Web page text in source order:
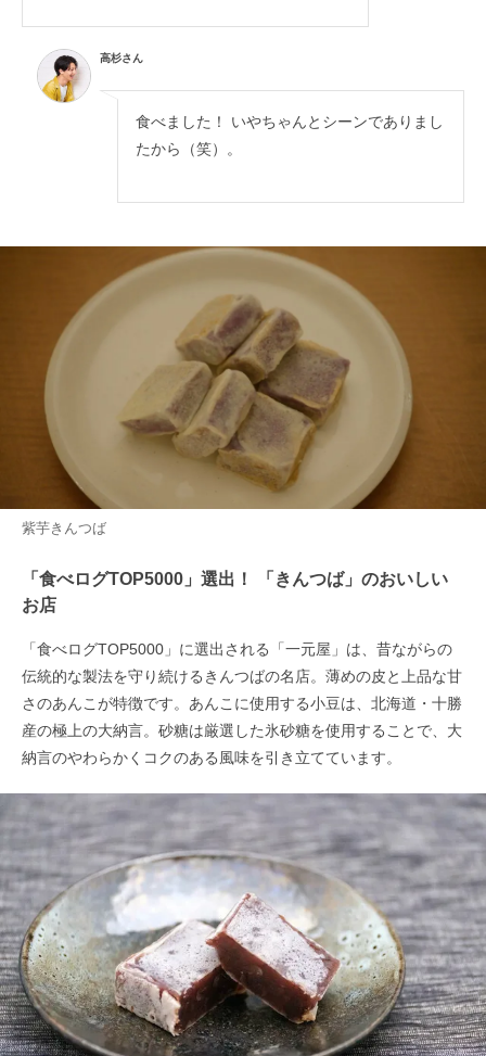
高杉さん
食べました！ いやちゃんとシーンでありまし
たから（笑）。
紫芋きんつば
「食べログTOP5000」選出！ 「きんつば」のおいしい
お店
「食べログTOP5000」に選出される「一元屋」は、昔ながらの
伝統的な製法を守り続けるきんつばの名店。薄めの皮と上品な甘
さのあんこが特徴です。あんこに使用する小豆は、北海道・十勝
産の極上の大納言。砂糖は厳選した氷砂糖を使用することで、大
納言のやわらかくコクのある風味を引き立てています。